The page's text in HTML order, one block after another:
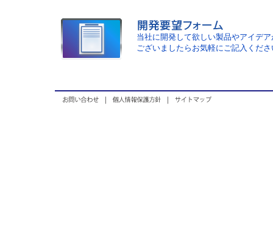
当社に開発して欲しい製品やアイデア
ございましたらお気軽にご記入くださ